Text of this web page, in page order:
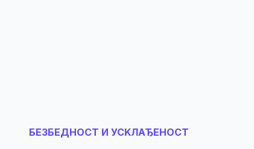
БЕЗБЕДНОСТ И УСKЛАЂЕНОСТ